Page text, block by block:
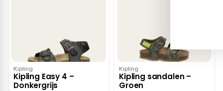
Kipling
Kipling Easy 4 –
Donkergrijs
Kipling
Kipling sandalen –
Groen